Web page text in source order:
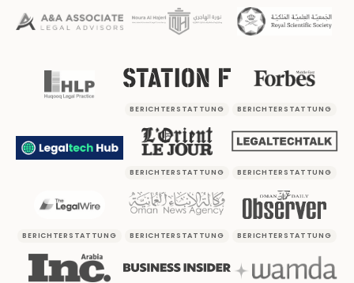
BERICHTERSTATTUNG BERICHTERSTATTUNG
BERICHTERSTATTUNG BERICHTERSTATTUNG
BERICHTERSTATTUNG BERICHTERSTATTUNG BERICHTERSTATTUNG